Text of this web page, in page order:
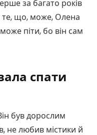
за багато років
що, може, Олена
піти, бо він сам
спати
був дорослим
не любив містики й